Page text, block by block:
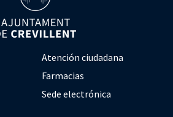
Atención ciudadana
Farmacias
Sede electrónica